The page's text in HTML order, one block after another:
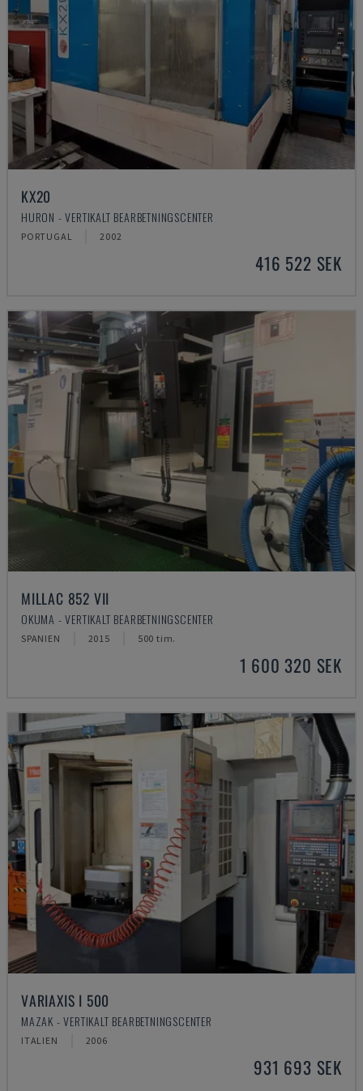
KX20
HURON - VERTIKALT BEARBETNINGSCENTER
PORTUGAL 2002
416 522 SEK
MILLAC 852 VII
OKUMA - VERTIKALT BEARBETNINGSCENTER
SPANIEN 2015 500 tim.
1 600 320 SEK
VARIAXIS I 500
MAZAK - VERTIKALT BEARBETNINGSCENTER
ITALIEN 2006
931 693 SEK